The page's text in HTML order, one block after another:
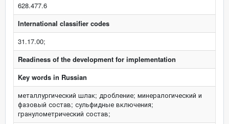
628.477.6
International classifier codes
31.17.00;
Readiness of the development for implementation
Key words in Russian
металлургический шлак; дробление; минералогический и
фазовый состав; сульфидные включения;
гранулометрический состав;